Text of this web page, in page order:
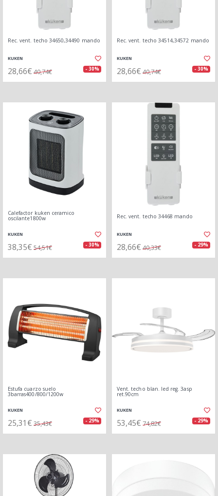
Rec. vent. techo 34650,34490 mando
KUKEN
28,66€ 40,74€ - 30%
Rec. vent. techo 34514,34572 mando
KUKEN
28,66€ 40,74€ - 30%
Calefactor kuken ceramico
oscilante1800w
KUKEN
38,35€ 54,51€ - 30%
Rec. vent. techo 34468 mando
KUKEN
28,66€ 40,33€ - 29%
Estufa cuarzo suelo
3barras400/800/1200w
KUKEN
25,31€ 35,43€ - 29%
Vent. techo blan. led reg. 3asp
ret.90cm
KUKEN
53,45€ 74,82€ - 29%